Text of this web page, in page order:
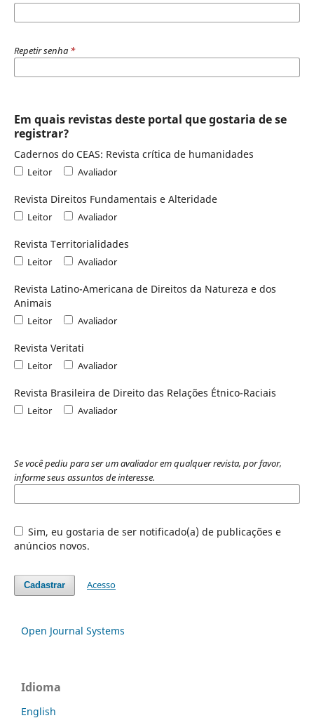
Repetir senha *
Em quais revistas deste portal que gostaria de se
registrar?
Cadernos do CEAS: Revista crítica de humanidades
Leitor Avaliador
Revista Direitos Fundamentais e Alteridade
Leitor Avaliador
Revista Territorialidades
Leitor Avaliador
Revista Latino-Americana de Direitos da Natureza e dos
Animais
Leitor Avaliador
Revista Veritati
Leitor Avaliador
Revista Brasileira de Direito das Relações Étnico-Raciais
Leitor Avaliador
Se você pediu para ser um avaliador em qualquer revista, por favor,
informe seus assuntos de interesse.
Sim, eu gostaria de ser notificado(a) de publicações e
anúncios novos.
Cadastrar Acesso
Open Journal Systems
Idioma
English